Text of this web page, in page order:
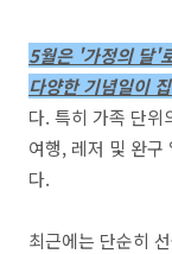
5월은 '가정의 달'
다양한 기념일이
다. 특히 가족 단위
여행, 레저 및 완구
다.
최근에는 단순히